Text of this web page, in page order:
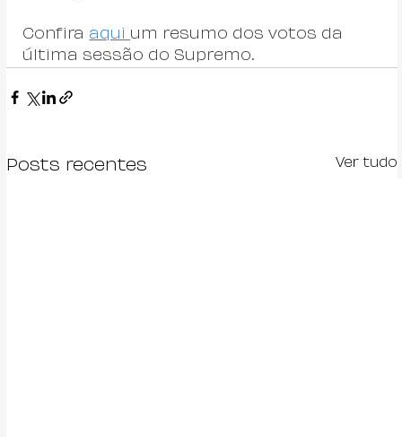
Confira aqui um resumo dos votos da
última sessão do Supremo.
Posts recentes Ver tudo